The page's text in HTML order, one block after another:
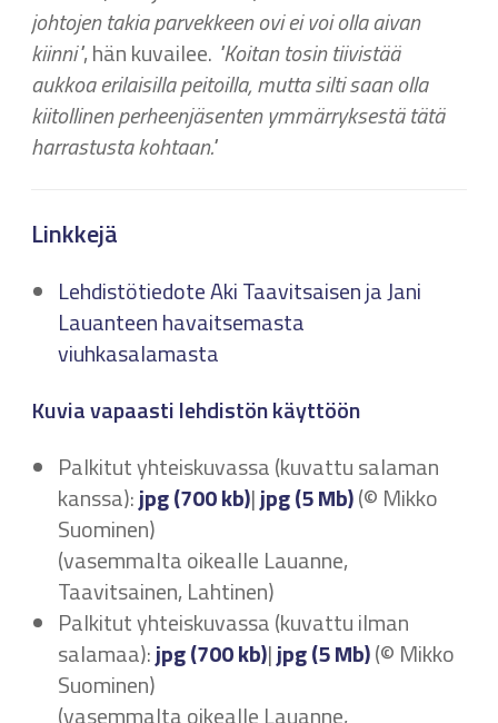
johtojen takia parvekkeen ovi ei voi olla aivan
kiinni", hän kuvailee. "Koitan tosin tiivistää
aukkoa erilaisilla peitoilla, mutta silti saan olla
kiitollinen perheenjäsenten ymmärryksestä tätä
harrastusta kohtaan."
Linkkejä
Lehdistötiedote Aki Taavitsaisen ja Jani
Lauanteen havaitsemasta
viuhkasalamasta
Kuvia vapaasti lehdistön käyttöön
Palkitut yhteiskuvassa (kuvattu salaman
kanssa):jpg (700 kb)|jpg (5 Mb)(© Mikko
Suominen)
(vasemmalta oikealle Lauanne,
Taavitsainen, Lahtinen)
Palkitut yhteiskuvassa (kuvattu ilman
salamaa):jpg (700 kb)|jpg (5 Mb)(© Mikko
Suominen)
(vasemmalta oikealle Lauanne,